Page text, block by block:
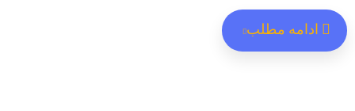
ادامه مطلب